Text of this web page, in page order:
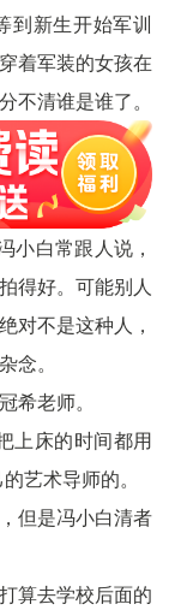
到新生开始军训
着军装的女孩在
不清谁是谁了。
小白常跟人说，
得好。可能别人
对不是这种人，
念。
希老师。
上床的时间都用
艺术导师的。
但是冯小白清者
算去学校后面的